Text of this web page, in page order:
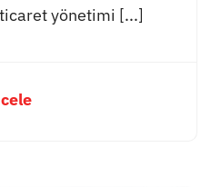
ticaret yönetimi [...]